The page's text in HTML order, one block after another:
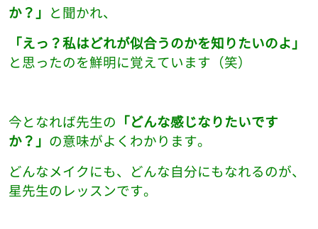
か？」 と聞かれ、
「えっ？私はどれが似合うのかを知りたいのよ」
と思ったのを鮮明に覚えています（笑）
今となれば先生の 「どんな感じなりたいです
か？」 の意味がよくわかります。
どんなメイクにも、どんな自分にもなれるのが、
星先生のレッスンです。